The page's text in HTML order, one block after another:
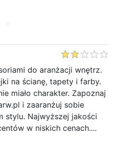
do aranżacji wnętrz.
na ścianę, tapety i farby.
miało charakter. Zapoznaj
i zaaranżuj sobie
stylu. Najwyższej jakości
w niskich cenach....